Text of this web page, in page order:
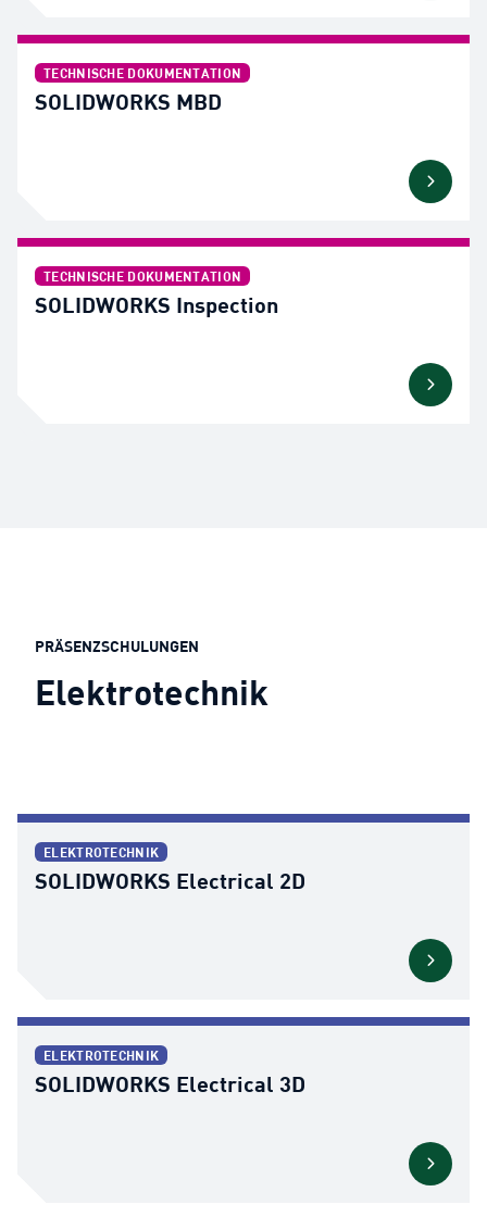
TECHNISCHE DOKUMENTATION
SOLIDWORKS MBD
TECHNISCHE DOKUMENTATION
SOLIDWORKS Inspection
PRÄSENZSCHULUNGEN
Elektrotechnik
ELEKTROTECHNIK
SOLIDWORKS Electrical 2D
ELEKTROTECHNIK
SOLIDWORKS Electrical 3D